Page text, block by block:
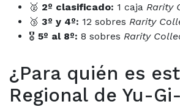
🥈 2º clasificado: 1 caja Rarity
🥉 3º y 4º: 12 sobres Rarity
🎖 5º al 8º: 8 sobres Rarity
¿Para quién es
Regional de Yu-